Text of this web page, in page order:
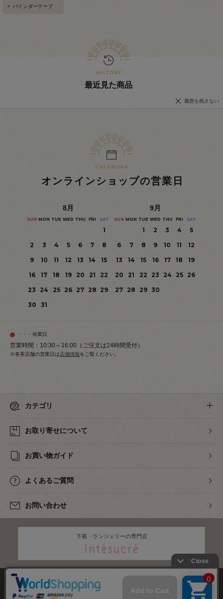
> バインダーテープ
最近見た商品
履歴を残さない
オンラインショップの営業日
8月
SUN MON TUE WED THU FRI SAT
1
2
3 4 5 6 7
8
9
10 11 12 13 14
15
16
17 18 19 20 21
22
23
24 25 26 27 28 29
30
31
9月
SUN MON TUE WED THU FRI SAT
1 2 3 4
5
6
7 8 9 10 11
12
13
14 15 16 17 18
19
20
21 22 23 24 25
26
27 28 29 30
・・・休業日
営業時間：10:30～16:00（ご注文は24時間受付）
※各実店舗の営業日は 店舗情報をご覧ください。
カテゴリ
お取り寄せについて
お買い物ガイド
よくあるご質問
お問い合わせ
下着・ランジェリーの専門店
株式会社オカダヤ